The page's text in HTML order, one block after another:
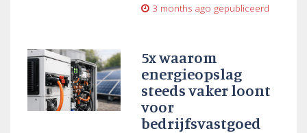
3 months ago gepubliceerd
5x waarom
energieopslag
steeds vaker loont
voor
bedrijfsvastgoed